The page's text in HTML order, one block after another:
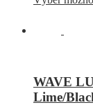
WAVE
Lime/